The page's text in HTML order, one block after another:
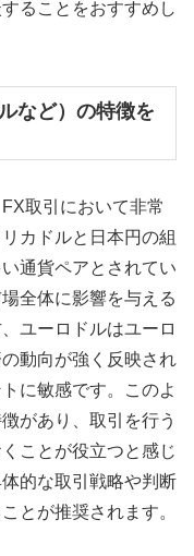
ることをおすすめし
など）の特徴を
取引において非常
カドルと日本円の組
通貨ペアとされてい
全体に影響を与える
ユーロドルはユーロ
動向が強く反映され
に敏感です。このよ
があり、取引を行う
ことが役立つと感じ
的な取引戦略や判断
とが推奨されます。